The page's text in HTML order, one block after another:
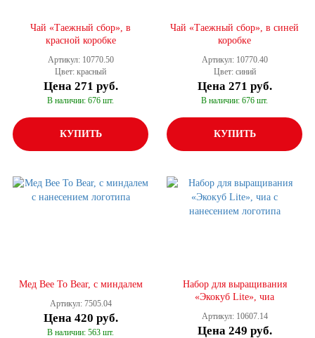
Чай «Таежный сбор», в
красной коробке
Артикул: 10770.50
Цвет: красный
Цена 271 руб.
В наличии: 676 шт.
КУПИТЬ
Чай «Таежный сбор», в синей
коробке
Артикул: 10770.40
Цвет: синий
Цена 271 руб.
В наличии: 676 шт.
КУПИТЬ
Мед Bee To Bear, с миндалем
Артикул: 7505.04
Цена 420 руб.
В наличии: 563 шт.
Набор для выращивания
«Экокуб Lite», чиа
Артикул: 10607.14
Цена 249 руб.